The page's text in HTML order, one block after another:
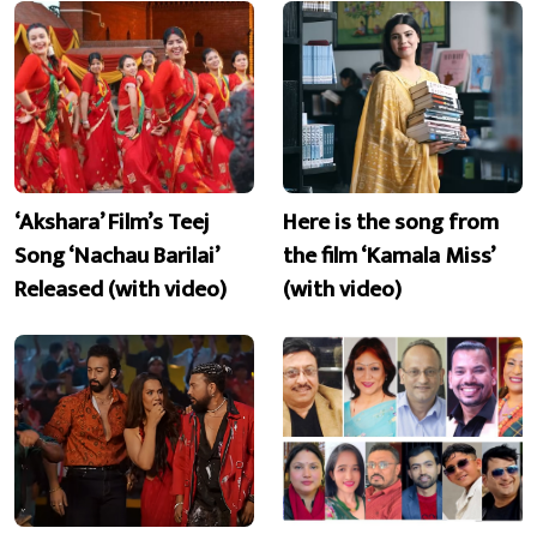
‘Akshara’ Film’s Teej
Song ‘Nachau Barilai’
Released (with video)
Here is the song from
the film ‘Kamala Miss’
(with video)